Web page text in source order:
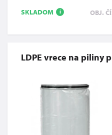
SKLADOM i OBJ.
LDPE vrece na piliny